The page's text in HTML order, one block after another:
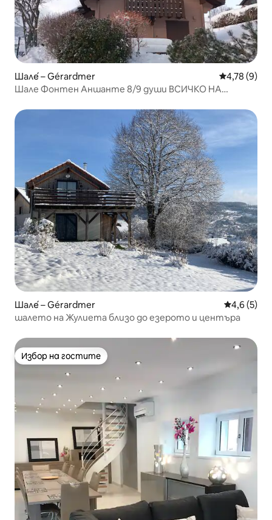
Шале́ – Gérardmer Средна
4,78 (9)
Шале Фонтен Аншанте 8/9 души ВСИЧКО НА
Шале́ – Gérardmer Средна
4,6 (5)
шалето на Жулиета близо до езерото и центъра
Избор на гостите
Избор на гостите